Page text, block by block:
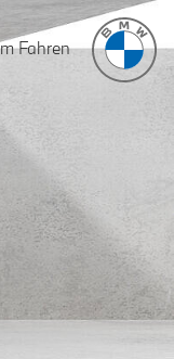
Fahren